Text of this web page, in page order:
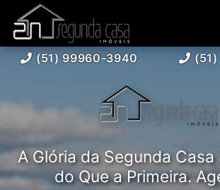
(51) 99960-3940
A Glória da Segunda Casa
do Que a Primeira.